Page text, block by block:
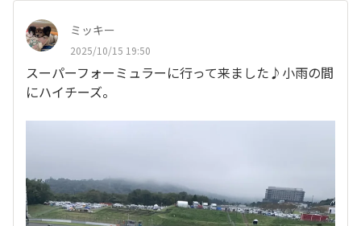
ミッキー
2025/10/15 19:50
スーパーフォーミュラーに行って来ました♪小雨の間
にハイチーズ。